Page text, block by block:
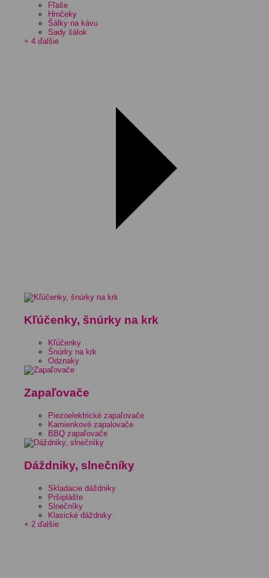
Fľaše
Hrnčeky
Šálky na kávu
Sady šálok
+ 4 ďalšie
Kľúčenky, šnúrky na krk
Kľúčenky
Šnúrky na krk
Odznaky
Zapaľovače
Piezoelektrické zapaľovače
Kamienkové zapalovače
BBQ zapaľovače
Dáždniky, slnečníky
Skladacie dáždniky
Pršiplášte
Slnečníky
Klasické dáždniky
+ 2 ďalšie